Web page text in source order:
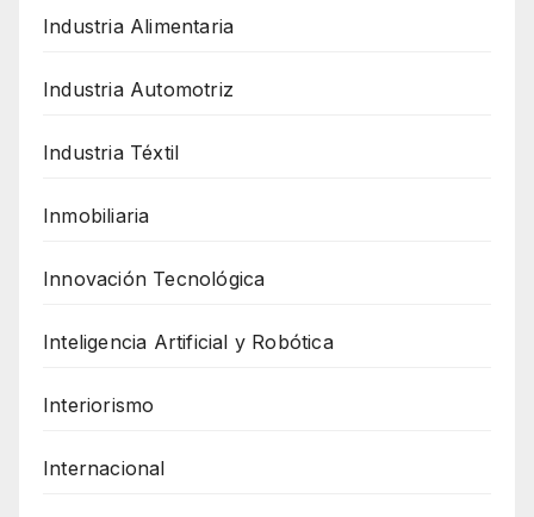
Industria Alimentaria
Industria Automotriz
Industria Téxtil
Inmobiliaria
Innovación Tecnológica
Inteligencia Artificial y Robótica
Interiorismo
Internacional